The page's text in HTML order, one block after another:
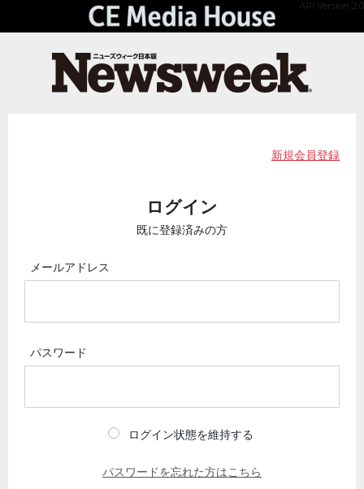
API Version 2.0
新規会員登録
ログイン
既に登録済みの方
メールアドレス
パスワード
ログイン状態を維持する
パスワードを忘れた方はこちら